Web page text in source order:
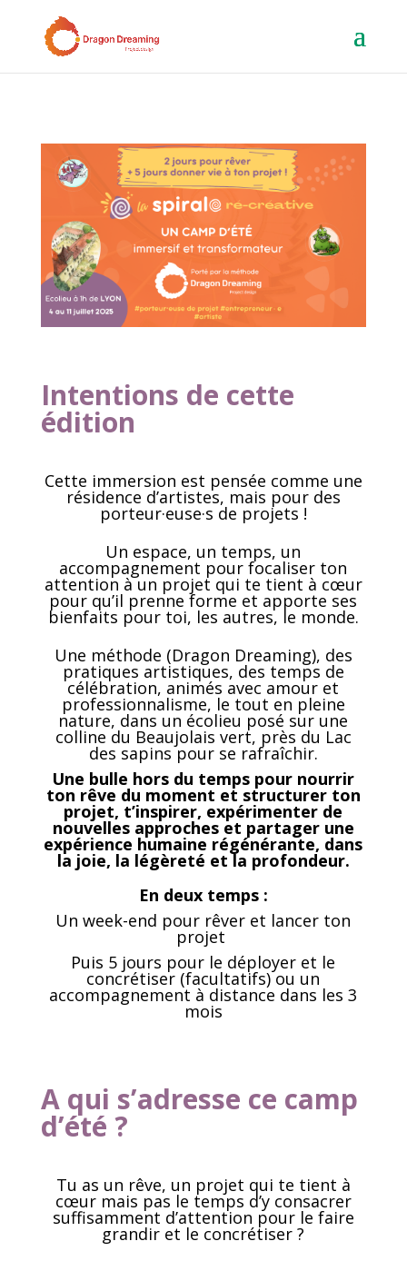
Intentions de cette
édition
Cette immersion est pensée comme une
résidence d’artistes, mais pour des
porteur·euse·s de projets !
Un espace, un temps, un
accompagnement pour focaliser ton
attention à un projet qui te tient à cœur
pour qu’il prenne forme et apporte ses
bienfaits pour toi, les autres, le monde.
Une méthode (Dragon Dreaming), des
pratiques artistiques, des temps de
célébration, animés avec amour et
professionnalisme, le tout en pleine
nature, dans un écolieu posé sur une
colline du Beaujolais vert, près du Lac
des sapins pour se rafraîchir.
Une bulle hors du temps pour nourrir
ton rêve du moment et structurer ton
projet, t’inspirer, expérimenter de
nouvelles approches et partager une
expérience humaine régénérante, dans
la joie, la légèreté et la profondeur.
En deux temps :
Un week-end pour rêver et lancer ton
projet
Puis 5 jours pour le déployer et le
concrétiser (facultatifs) ou un
accompagnement à distance dans les 3
mois
A qui s’adresse ce camp
d’été ?
Tu as un rêve, un projet qui te tient à
cœur mais pas le temps d’y consacrer
suffisamment d’attention pour le faire
grandir et le concrétiser ?